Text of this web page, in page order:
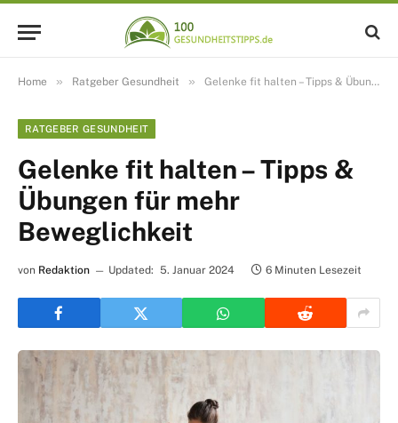
Home » Ratgeber Gesundheit » Gelenke fit halten – Tipps & Übungen für mehr Beweglichkeit
RATGEBER GESUNDHEIT
Gelenke fit halten – Tipps &
Übungen für mehr
Beweglichkeit
von Redaktion Updated: 5. Januar 2024 6 Minuten Lesezeit